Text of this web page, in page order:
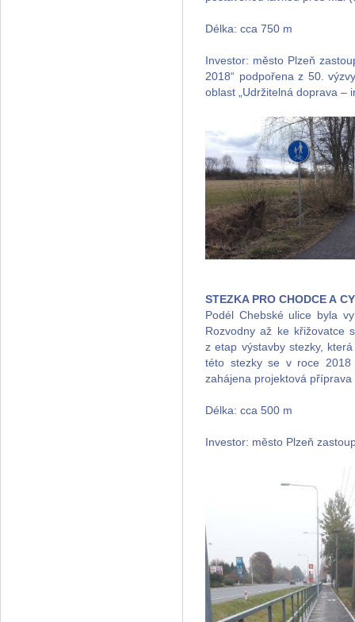
Délka: cca 750 m
Investor: město Plzeň
2018“ podpořena z 50.
oblast „Udržitelná doprava –
STEZKA PRO CHODCE A
Podél Chebské ulice byla
Rozvodny až ke křižovatce
z etap výstavby stezky,
této stezky se v roce 2018
zahájena projektová příprava
Délka: cca 500 m
Investor: město Plzeň